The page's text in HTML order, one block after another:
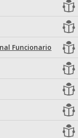
Funcionario